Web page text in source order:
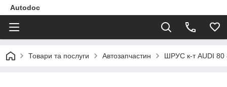
Autodoc
Товари та послуги Автозапчастин ШРУС к-т AUDI 80